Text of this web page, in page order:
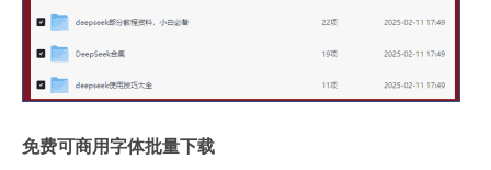
免费可商用字体批量下载